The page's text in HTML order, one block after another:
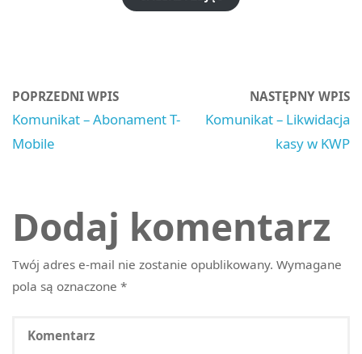
POPRZEDNI WPIS
Komunikat – Abonament T-
Mobile
NASTĘPNY WPIS
Komunikat – Likwidacja
kasy w KWP
Dodaj komentarz
Twój adres e-mail nie zostanie opublikowany. Wymagane
pola są oznaczone*